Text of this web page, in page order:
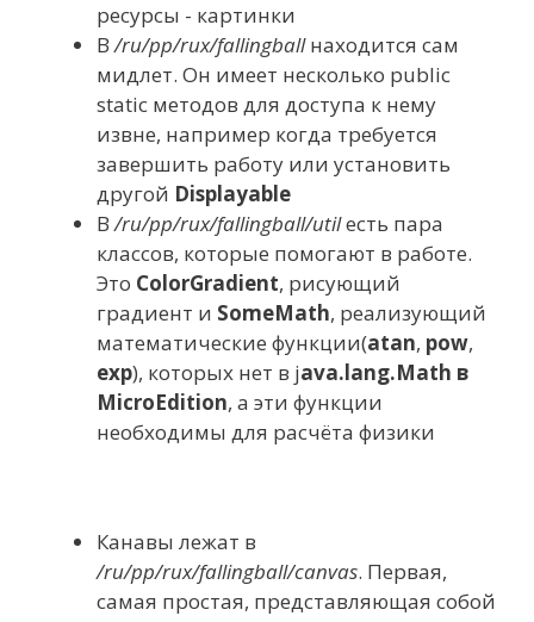
ресурсы - картинки
В/ru/pp/rux/fallingballнаходится сам
мидлет. Он имеет несколько public
static методов для доступа к нему
извне, например когда требуется
завершить работу или установить
другой Displayable
В/ru/pp/rux/fallingball/utilесть пара
классов, которые помогают в работе.
Это ColorGradient, рисующий
градиент и SomeMath, реализующий
математические функции(atan, pow,
exp), которых нет в java.lang.Math в
MicroEdition, а эти функции
необходимы для расчёта физики
Канавы лежат в
/ru/pp/rux/fallingball/canvas. Первая,
самая простая, представляющая собой